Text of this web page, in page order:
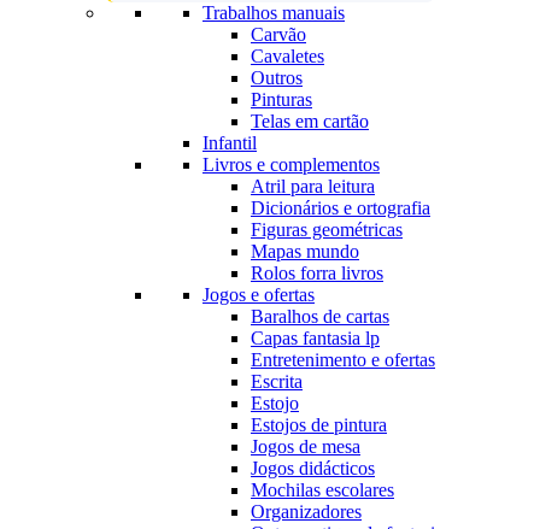
Trabalhos manuais
Carvão
Cavaletes
Outros
Pinturas
Telas em cartão
Infantil
Livros e complementos
Atril para leitura
Dicionários e ortografia
Figuras geométricas
Mapas mundo
Rolos forra livros
Jogos e ofertas
Baralhos de cartas
Capas fantasia lp
Entretenimento e ofertas
Escrita
Estojo
Estojos de pintura
Jogos de mesa
Jogos didácticos
Mochilas escolares
Organizadores